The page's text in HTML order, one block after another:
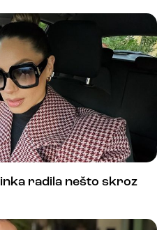
radila nešto skroz